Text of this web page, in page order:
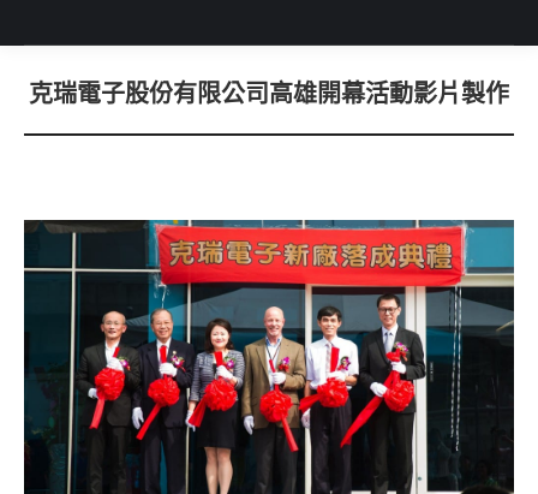
You are here:
克瑞電子股份有限公司高雄開幕活動影片製作